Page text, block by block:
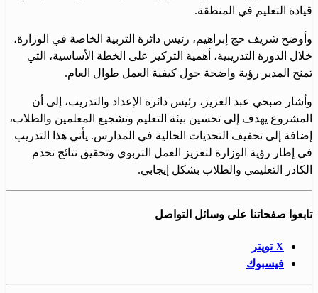
قيادة التعليم في المنطقة.
وأوضح شريف حج إبراهيم، رئيس دائرة التربية الخاصة في الوزارة،
خلال الدورة التدريبية، أهمية التركيز على الخطة الأساسية، التي
تمنح المدير رؤية واضحة حول كيفية العمل طوال العام.
وأشار صبحي عبد العزيز، رئيس دائرة الإعداد والتدريب، إلى أن
المشروع يهدف إلى تحسين بيئة التعليم وتشجيع المعلمين والطلاب،
إضافة إلى تخفيف التحديات الحالية في المدارس. يأتي هذا التدريب
في إطار رؤية الوزارة لتعزيز العمل التربوي وتحقيق نتائج تخدم
الكادر التعليمي والطلاب بشكل إيجابي.
تابعوا صفحاتنا على وسائل التواصل
X تويتر
فيسبوك